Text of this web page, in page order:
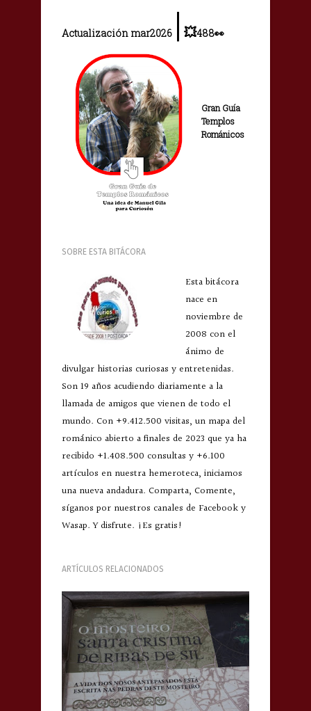
Actualización mar2026 | 💥488👀
Gran Guía
Templos
Románicos
SOBRE ESTA BITÁCORA
Esta bitácora
nace en
noviembre de
2008 con el
ánimo de
divulgar historias curiosas y entretenidas.
Son 19 años acudiendo diariamente a la
llamada de amigos que vienen de todo el
mundo. Con +9.412.500 visitas, un mapa del
románico abierto a finales de 2023 que ya ha
recibido +1.408.500 consultas y +6.100
artículos en nuestra hemeroteca, iniciamos
una nueva andadura. Comparta, Comente,
síganos por nuestros canales de Facebook y
Wasap. Y disfrute. ¡Es gratis!
ARTÍCULOS RELACIONADOS